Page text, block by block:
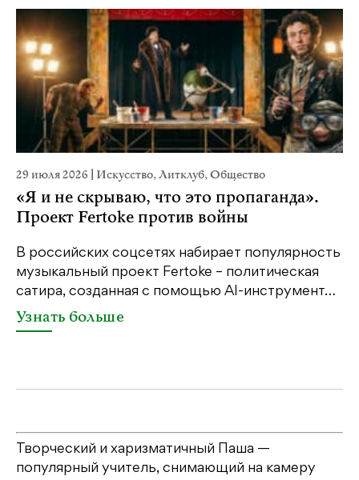
29 июля 2026 Искусство,Литклуб,Общество
«Я и не скрываю, что это пропаганда».
Проект Fertoke против войны
В российских соцсетях набирает популярность
музыкальный проект Fertoke – политическая
сатира, созданная с помощью AI-инструмент…
Узнать больше
Творческий и харизматичный Паша —
популярный учитель, снимающий на камеру